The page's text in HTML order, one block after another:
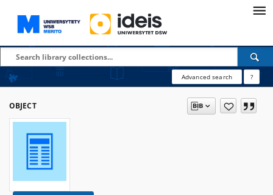
Advanced search ?
OBJECT